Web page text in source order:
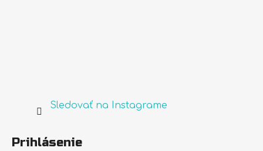
Sledovať na Instagrame
Prihlásenie